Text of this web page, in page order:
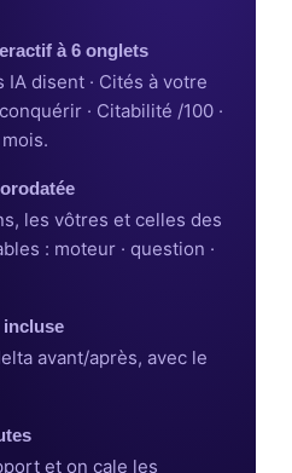
à 6 onglets
IA disent · Cités à votre
· Citabilité /100 ·
les vôtres et celles des
: moteur · question ·
incluse
avant/après, avec le
et on cale les